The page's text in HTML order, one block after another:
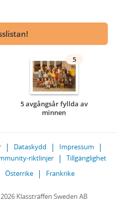
5
5 avgångsår fyllda av
minnen
Dataskydd
Impressum
riktlinjer
Tillgänglighet
Österrike Frankrike
Klassträffen Sweden AB